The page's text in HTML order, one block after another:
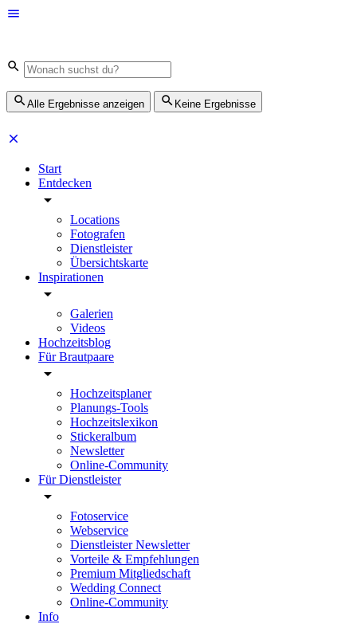
Alle Ergebnisse anzeigen Keine Ergebnisse
Start
Entdecken
Locations
Fotografen
Dienstleister
Übersichtskarte
Inspirationen
Galerien
Videos
Hochzeitsblog
Für Brautpaare
Hochzeitsplaner
Planungs-Tools
Hochzeitslexikon
Stickeralbum
Newsletter
Online-Community
Für Dienstleister
Fotoservice
Webservice
Dienstleister Newsletter
Vorteile & Empfehlungen
Premium Mitgliedschaft
Wedding Connect
Online-Community
Info